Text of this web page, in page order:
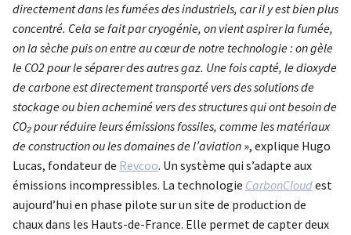
directement dans les fumées des industriels, car il y est bien plus
concentré. Cela se fait par cryogénie, on vient aspirer la fumée,
on la sèche puis on entre au cœur de notre technologie : on gèle
le CO2 pour le séparer des autres gaz. Une fois capté, le dioxyde
de carbone est directement transporté vers des solutions de
stockage ou bien acheminé vers des structures qui ont besoin de
CO₂ pour réduire leurs émissions fossiles, comme les matériaux
de construction ou les domaines de l’aviation », explique Hugo
Lucas, fondateur de Revcoo. Un système qui s’adapte aux
émissions incompressibles. La technologie CarbonCloudest
aujourd’hui en phase pilote sur un site de production de
chaux dans les Hauts-de-France. Elle permet de capter deux